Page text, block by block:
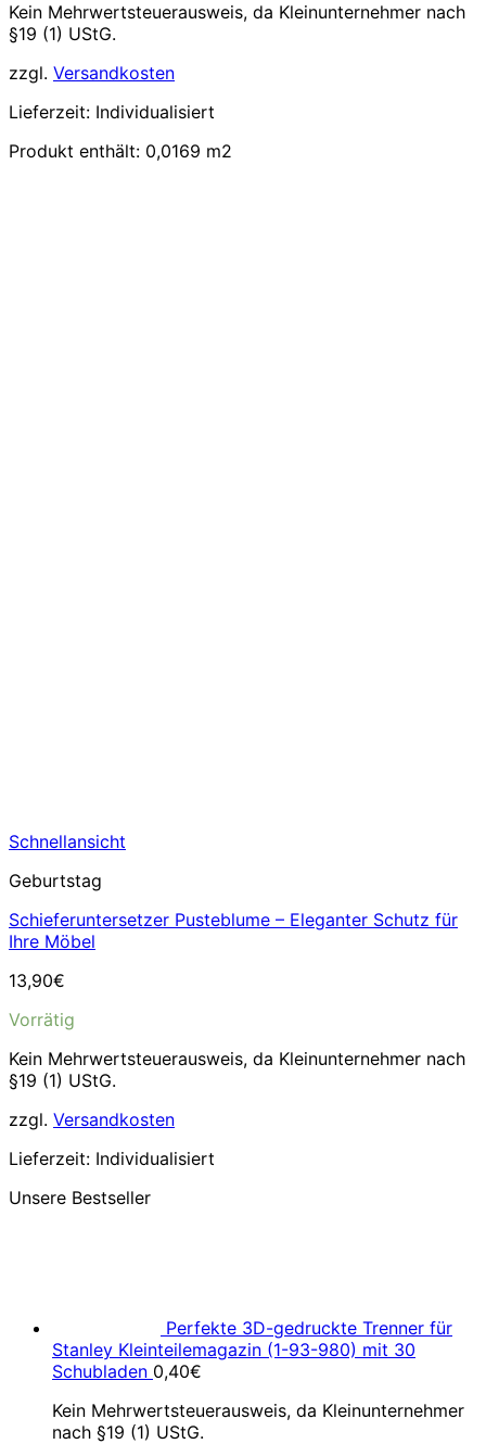
Kein Mehrwertsteuerausweis, da Kleinunternehmer nach
§19 (1) UStG.
zzgl. Versandkosten
Lieferzeit: Individualisiert
Produkt enthält: 0,0169 m2
Schnellansicht
Geburtstag
Schieferuntersetzer Pusteblume – Eleganter Schutz für
Ihre Möbel
13,90€
Vorrätig
Kein Mehrwertsteuerausweis, da Kleinunternehmer nach
§19 (1) UStG.
zzgl. Versandkosten
Lieferzeit: Individualisiert
Unsere Bestseller
Perfekte 3D-gedruckte Trenner für
Stanley Kleinteilemagazin (1-93-980) mit 30
Schubladen 0,40€
Kein Mehrwertsteuerausweis, da Kleinunternehmer
nach §19 (1) UStG.